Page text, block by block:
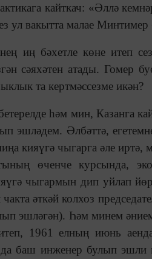
кайткач: «Әллә
ул вакытта малае
иң бәхетле көне итеп
сәяхәтен атады.
та кертмәссезме икән?
һәм мин, Казанга
эшләдем. Әлбәттә,
кияүгә чыгарга әле
өченче курсында,
чыгармын дип уйлап
чакта әткәй колхоз
эшләгән). Һәм минем
1961 елның июнь
баш инженер булып